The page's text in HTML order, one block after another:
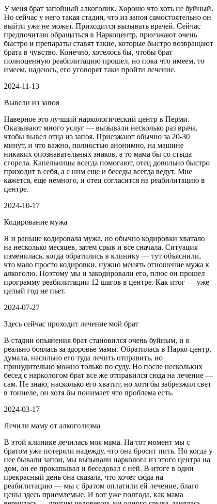
У меня брат запойный алкоголик. Хорошо что хоть не буйный.
Но сейчас у него такая стадия, что из запоя самостоятельно он
выйти уже не может. Приходится вызывать врачей. Сейчас
предпочитаю обращаться в Наркоцентр, приезжают очень
быстро и препараты ставят такие, которые быстро возвращают
брата в чувство. Конечно, хотелось бы, чтобы брат
полноценную реабилитацию прошел, но пока что имеем, то
имеем, надеюсь, его уговорят таки пройти лечение.
2024-11-13
Вывели из запоя
Наверное это лучший наркологический центр в Перми.
Оказывают много услуг — вызывали несколько раз врача,
чтобы вывел отца из запоя. Приезжают обычно за 20-30
минут, и что важно, полностью анонимно, на машине
никаких опознавательных знаков, а то мама бы со стыда
сгорела. Капельницы всегда помогают, отец довольно быстро
приходит в себя, а с ним еще и беседы всегда ведут. Мне
кажется, еще немного, и отец согласится на реабилитацию в
центре.
2024-10-17
Кодирование мужа
Я и раньше кодировала мужа, но обычно кодировки хватало
на несколько месяцев, затем срыв и все сначала. Ситуация
изменилась, когда обратились в клинику — тут объяснили,
что мало просто кодировки, нужно менять отношение мужа к
алкоголю. Поэтому мы и закодировали его, плюс он прошел
программу реабилитации 12 шагов в центре. Как итог — уже
целый год не пьет.
2024-07-27
Здесь сейчас проходит лечение мой брат
В стадии опьянения брат становился очень буйным, и я
реально боялась за здоровье мамы. Обратилась в Нарко-центр,
думала, насильно его туда лечить отправить, но
принудительно можно только по суду. Но после нескольких
бесед с наркологом брат все же отправился сюда на лечение —
сам. Не знаю, насколько его хватит, но хотя бы забрезжил свет
в тоннеле, он хотя бы понимает что проблема есть.
2024-03-17
Лечили маму от алкоголизма
В этой клинике лечилась моя мама. На тот момент мы с
братом уже потеряли надежду, что она бросит пить. Но когда у
нее бывали запои, мы вызывали нарколога из этого центра на
дом, он ее прокапывал и беседовал с ней. В итоге в один
прекрасный день она сказала, что хочет сюда на
реабилитацию — мы с братом оплатили ей лечение, благо
цены здесь приемлемые. И вот уже полгода, как мама